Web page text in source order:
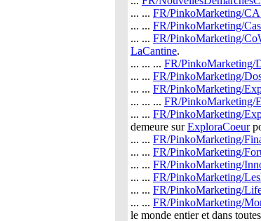
... ... FR/PinkoMarketing/
... ... FR/PinkoMarketing/
... ... FR/PinkoMarketing/
LaCantine.
... ... ... FR/PinkoMarketing/
... ... FR/PinkoMarketing/
... ... FR/PinkoMarketing/
... ... ... FR/PinkoMarketing/
... ... FR/PinkoMarketing/
demeure surExploraCoeur
... ... FR/PinkoMarketing/
... ... FR/PinkoMarketing/
... ... FR/PinkoMarketing/
... ... FR/PinkoMarketing/
... ... FR/PinkoMarketing/
... ... FR/PinkoMarketing/
le monde entier et dans